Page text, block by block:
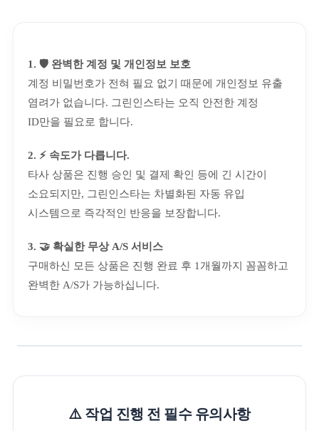
1. 🛡️ 완벽한 계정 및 개인정보 보호
계정 비밀번호가 전혀 필요 없기 때문에 개인정보 유출
염려가 없습니다. 그린인스타는 오직 안전한 계정
ID만을 필요로 합니다.
2. ⚡ 속도가 다릅니다.
타사 상품은 진행 승인 및 결제 확인 등에 긴 시간이
소요되지만, 그린인스타는 차별화된 자동 유입
시스템으로 즉각적인 반응을 보장합니다.
3. 🤝 확실한 무상 A/S 서비스
구매하신 모든 상품은 진행 완료 후 1개월까지 꼼꼼하고
완벽한 A/S가 가능하십니다.
⚠️ 작업 진행 전 필수 유의사항